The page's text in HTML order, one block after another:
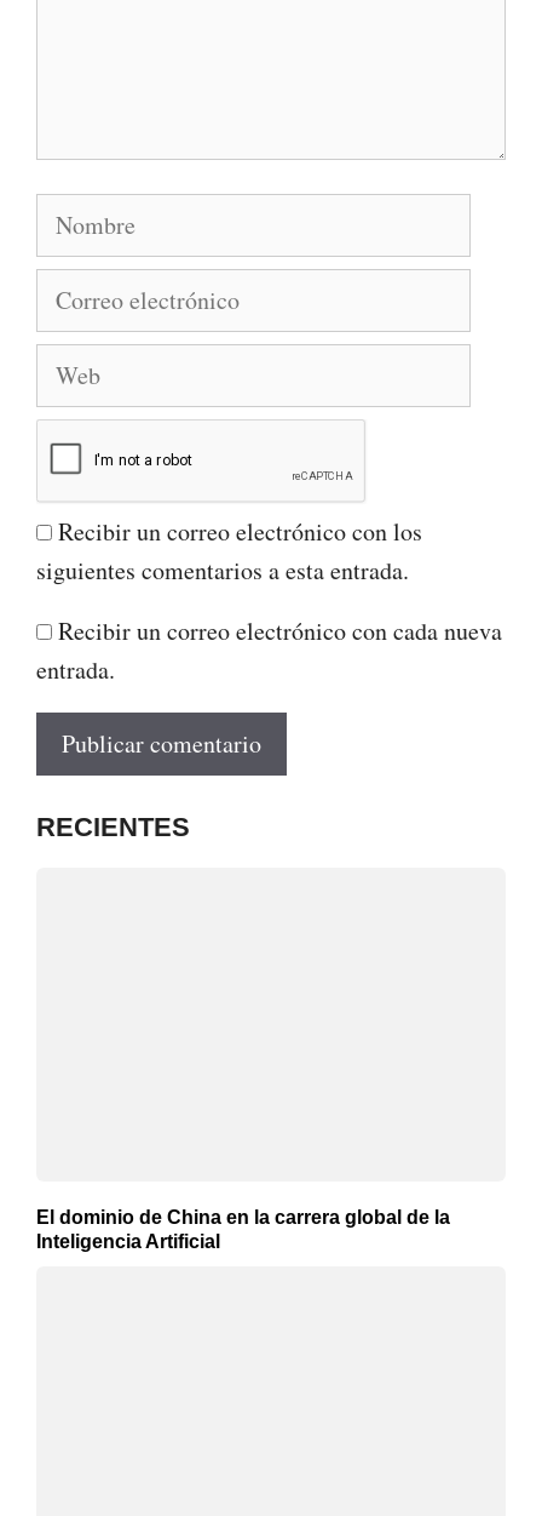
Nombre
Recibir un correo electrónico con los
siguientes comentarios a esta entrada.
Recibir un correo electrónico con cada nueva
entrada.
RECIENTES
El dominio de China en la carrera global de la
Inteligencia Artificial